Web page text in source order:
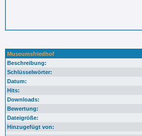
Museumsfriedhof
Beschreibung:
Schlüsselwörter:
Datum:
Hits:
Downloads:
Bewertung:
Dateigröße:
Hinzugefügt von: